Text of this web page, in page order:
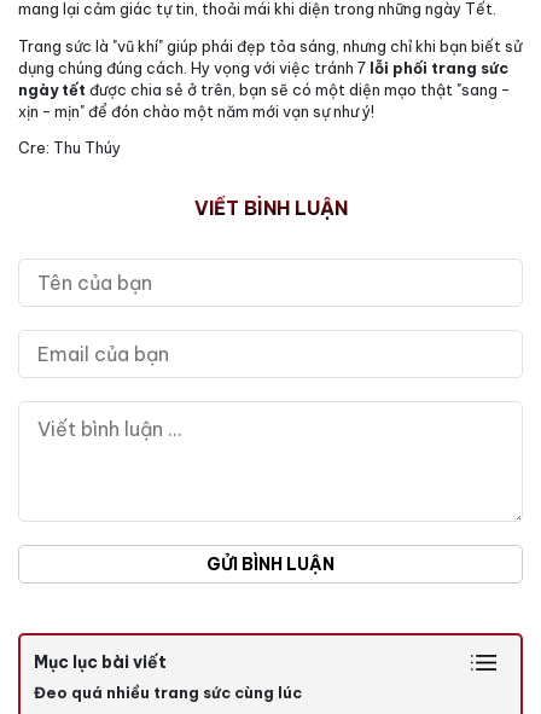
mang lại cảm giác tự tin, thoải mái khi diện trong những ngày Tết.
Trang sức là "vũ khí" giúp phái đẹp tỏa sáng, nhưng chỉ khi bạn biết sử
dụng chúng đúng cách. Hy vọng với việc tránh 7 lỗi phối trang sức
ngày tết được chia sẻ ở trên, bạn sẽ có một diện mạo thật "sang -
xịn - mịn" để đón chào một năm mới vạn sự như ý!
Cre: Thu Thúy
VIẾT BÌNH LUẬN
GỬI BÌNH LUẬN
Mục lục bài viết
Đeo quá nhiều trang sức cùng lúc